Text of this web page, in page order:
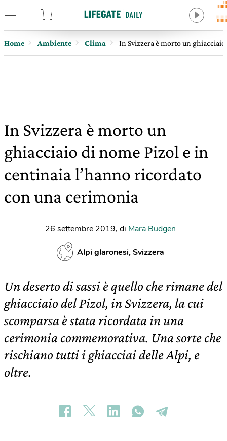
Home Ambiente Clima In Svizzera è morto un
In Svizzera è morto un
ghiacciaio di nome Pizol e in
centinaia l’hanno ricordato
con una cerimonia
26 settembre 2019, di Mara Budgen
Alpi glaronesi, Svizzera
Un deserto di sassi è quello che rimane del
ghiacciaio del Pizol, in Svizzera, la cui
scomparsa è stata ricordata in una
cerimonia commemorativa. Una sorte che
rischiano tutti i ghiacciai delle Alpi, e
oltre.